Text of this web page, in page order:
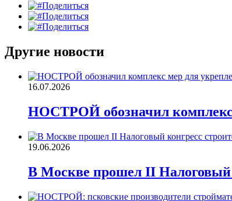
Поделиться
Поделиться
Поделиться
Другие новости
16.07.2026
НОСТРОЙ обозначил комплекс
19.06.2026
В Москве прошел II Налоговый